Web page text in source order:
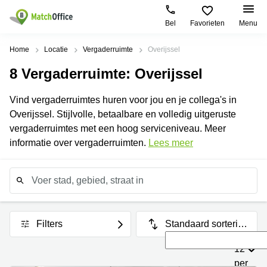
Bel Favorieten Menu
Huren / Verhuren
Productpagina's
Kantoorruimten
Business
Centers
Coworking
Spaces
Virtueel
Kantoor
Populaire
Amsterdam
Nieuw-
West
Zuidoost
Amsterdam
Amsterdam
Westpoort
Populaire
Business
center
Breda
center
Eindhoven
Utrecht
Business
Help
Over ons
Voeg je kantoorruimte toe
Home Locatie Vergaderruimte Overijssel
8 Vergaderruimte: Overijssel
Vind vergaderruimtes huren voor jou en je collega's in
Overijssel. Stijlvolle, betaalbare en volledig uitgeruste
vergaderruimtes met een hoog serviceniveau. Meer
informatie over vergaderruimten. Lees meer
12
per
Filters
Standaard sorterin